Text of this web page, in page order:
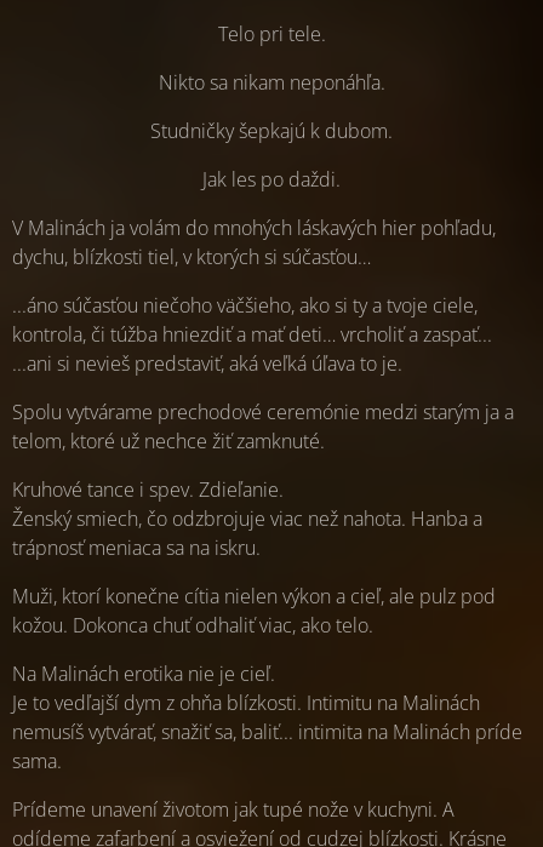
Telo pri tele.
Nikto sa nikam neponáhľa.
Studničky šepkajú k dubom.
Jak les po daždi.
V Malinách ja volám do mnohých láskavých hier pohľadu,
dychu, blízkosti tiel, v ktorých si súčasťou…
...áno súčasťou niečoho väčšieho, ako si ty a tvoje ciele,
kontrola, či túžba hniezdiť a mať deti… vrcholiť a zaspať...
...ani si nevieš predstaviť, aká veľká úľava to je.
Spolu vytvárame prechodové ceremónie medzi starým ja a
telom, ktoré už nechce žiť zamknuté.
Kruhové tance i spev. Zdieľanie.
Ženský smiech, čo odzbrojuje viac než nahota. Hanba a
trápnosť meniaca sa na iskru.
Muži, ktorí konečne cítia nielen výkon a cieľ, ale pulz pod
kožou. Dokonca chuť odhaliť viac, ako telo.
Na Malinách erotika nie je cieľ.
Je to vedľajší dym z ohňa blízkosti. Intimitu na Malinách
nemusíš vytvárať, snažiť sa, baliť... intimita na Malinách príde
sama.
Prídeme unavení životom jak tupé nože v kuchyni. A
odídeme zafarbení a osviežení od cudzej blízkosti. Krásne